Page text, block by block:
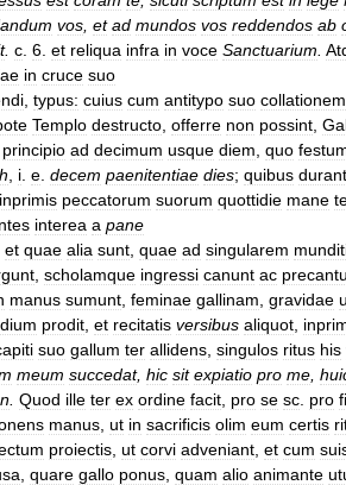
vos et ad mundos vos reddendos ab
. c 6 et reliqua infra in voce Sanctuarium
in cruce suo
typus: cuius cum antitypo suo collationem
Templo destructo offerre non possint
principio ad decimum usque diem quo
i e decem paenitentiae dies; quibus
inprimis peccatorum suorum quottidie mane
interea a pane
et quae alia sunt quae ad singularem
scholamque ingressi canunt ac
manus sumunt feminae gallinam gravidae
prodit et recitatis versibus aliquot
suo gallum ter allidens singulos ritus his
meum succedat, hic sit expiatio pro me
Quod ille ter ex ordine facit pro se sc pro
manus ut in sacrificis olim eum certis
proiectis ut corvi adveniant et cum
quare gallo ponus quam alio animante